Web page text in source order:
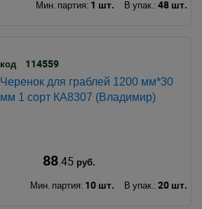
Мин. партия: 1 шт. В упак.: 48 шт.
код 114559
Черенок для граблей 1200 мм*30
мм 1 сорт КА8307 (Владимир)
88.45руб.
Мин. партия: 10 шт. В упак.: 20 шт.